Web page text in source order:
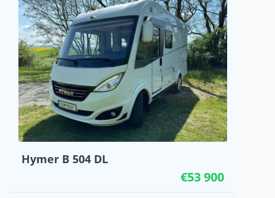
Hymer B 504 DL
€53 900